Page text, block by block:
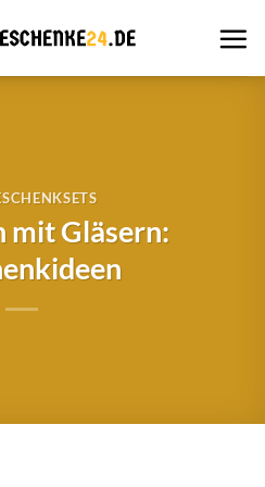
mit Gläsern: